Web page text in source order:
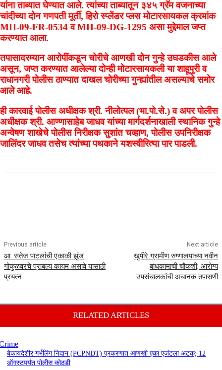
यांना ताब्यात घेण्यात आले. त्यांच्या ताब्यातून ३४५ ग्रॅम वजनाच्या
चांदीच्या दोन गणपती मूर्ती, हिरो स्प्लेंडर प्लस मोटारसायकल क्रमांक
MH-09-FR-0534 व MH-09-DG-1295 असा मुद्देमाल जप्त
करण्यात आला.
तपासादरम्यान आरोपींकडून चोरीचे आणखी दोन गुन्हे उघडकीस आले
असून, जप्त करण्यात आलेल्या दोन्ही मोटारसायकली या शाहूपुरी व
राधानगरी पोलीस ठाण्यात दाखल चोरीच्या गुन्ह्यांतील असल्याचे समोर
आले आहे.
ही कारवाई पोलीस अधीक्षक श्री. नीलोत्पल (भा.पो.से.) व अपर पोलीस
अधीक्षक श्री. आण्णासाहेब जाधव यांच्या मार्गदर्शनाखाली स्थानिक गुन्हे
अन्वेषण शाखेचे पोलीस निरीक्षक सुशांत चव्हाण, पोलीस उपनिरीक्षक
जालिंदर जाधव तसेच त्यांच्या पथकाने यशस्वीरित्या पार पाडली.
Previous article
आ. सतेज पाटलांची एकाकी झुंज
गोकुळवरचे प्राबल्य कायम असावे यासाठी
प्रयत्न
Next article
खुपीरे ग्रामीण रुग्णालयाच्या नवीन
बांधकामाची चौकशी; आरोग्य
उपसंचालकांची अचानक तपासणी
RELATED ARTICLES
बेकायदेशीर गर्भलिंग निदान (PCPNDT) प्रकरणात आणखी एका एजंटला अटक; 12
ऑगस्टपर्यंत पोलीस कोठडी